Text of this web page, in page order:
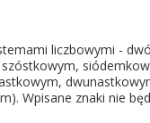
liczbowymi -
Wpisane znaki nie